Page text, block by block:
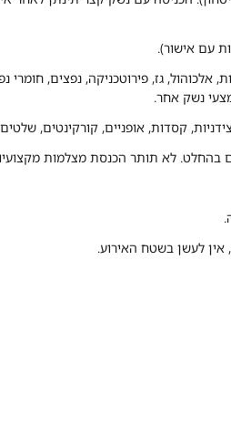
עם אישור).
אלכוהול, גז, פירוטכניקה, נפצים, חומרי
נשק אחר.
קסדות, אופניים, קורקינטים,
בהחלט. לא תותר הכנסת מצלמות
אין לעשן בשטח האירוע.